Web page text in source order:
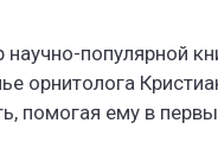
популярной
орнитолога
помогая ему в